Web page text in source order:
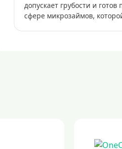
допускает грубости и
сфере микрозаймов,